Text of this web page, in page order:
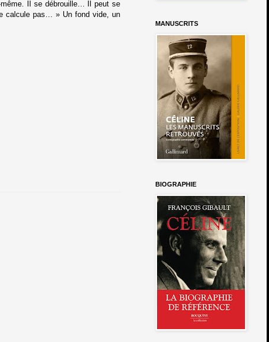
Il se débrouille… Il peut se
calcule pas… » Un fond vide, un
MANUSCRITS
BIOGRAPHIE